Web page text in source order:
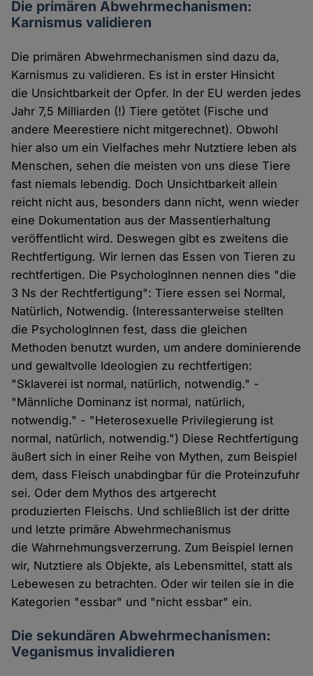
Die primären Abwehrmechanismen:
Karnismus validieren
Die primären Abwehrmechanismen sind dazu da,
Karnismus zu validieren. Es ist in erster Hinsicht
die Unsichtbarkeit der Opfer. In der EU werden jedes
Jahr 7,5 Milliarden (!) Tiere getötet (Fische und
andere Meerestiere nicht mitgerechnet). Obwohl
hier also um ein Vielfaches mehr Nutztiere leben als
Menschen, sehen die meisten von uns diese Tiere
fast niemals lebendig. Doch Unsichtbarkeit allein
reicht nicht aus, besonders dann nicht, wenn wieder
eine Dokumentation aus der Massentierhaltung
veröffentlicht wird. Deswegen gibt es zweitens die
Rechtfertigung. Wir lernen das Essen von Tieren zu
rechtfertigen. Die PsychologInnen nennen dies "die
3 Ns der Rechtfertigung": Tiere essen sei Normal,
Natürlich, Notwendig. (Interessanterweise stellten
die PsychologInnen fest, dass die gleichen
Methoden benutzt wurden, um andere dominierende
und gewaltvolle Ideologien zu rechtfertigen:
"Sklaverei ist normal, natürlich, notwendig." -
"Männliche Dominanz ist normal, natürlich,
notwendig." - "Heterosexuelle Privilegierung ist
normal, natürlich, notwendig.") Diese Rechtfertigung
äußert sich in einer Reihe von Mythen, zum Beispiel
dem, dass Fleisch unabdingbar für die Proteinzufuhr
sei. Oder dem Mythos des artgerecht
produzierten Fleischs. Und schließlich ist der dritte
und letzte primäre Abwehrmechanismus
die Wahrnehmungsverzerrung. Zum Beispiel lernen
wir, Nutztiere als Objekte, als Lebensmittel, statt als
Lebewesen zu betrachten. Oder wir teilen sie in die
Kategorien "essbar" und "nicht essbar" ein.
Die sekundären Abwehrmechanismen:
Veganismus invalidieren